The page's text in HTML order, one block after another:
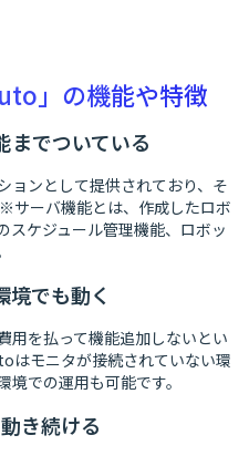
」の機能や特徴
までついている
ョンとして提供されており、そ
サーバ機能とは、作成したロボ
スケジュール管理機能、ロボッ
境でも動く
用を払って機能追加しないとい
はモニタが接続されていない環
での運用も可能です。
き続ける